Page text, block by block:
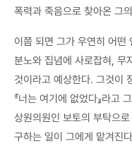
폭력과 죽음으로 찾아온 그
이쯤 되면 그가 우연히 어떤
분노와 집념에 사로잡혀, 무
것이라고 예상한다. 그것이
『너는 여기에 없었다』라고
상원의원인 보토의 부탁으
구하는 일이 그에게 맡겨진